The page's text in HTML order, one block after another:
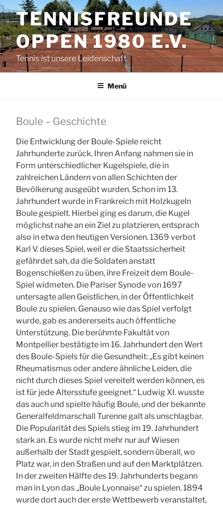
Zum
Inhalt
springenTENNISFREUNDE
OPPEN 1980 E.V.
Tennis ist unsere Leidenschaft
Menü
Boule – Geschichte
Die Entwicklung der Boule-Spiele reicht
Jahrhunderte zurück. Ihren Anfang nahmen sie in
Form unterschiedlicher Kugelspiele, die in
zahlreichen Ländern von allen Schichten der
Bevölkerung ausgeübt wurden. Schon im 13.
Jahrhundert wurde in Frankreich mit Holzkugeln
Boule gespielt. Hierbei ging es darum, die Kugel
möglichst nahe an ein Ziel zu platzieren, entsprach
also in etwa den heutigen Versionen. 1369 verbot
Karl V. dieses Spiel, weil er die Staatssicherheit
gefährdet sah, da die Soldaten anstatt
Bogenschießen zu üben, ihre Freizeit dem Boule-
Spiel widmeten. Die Pariser Synode von 1697
untersagte allen Geistlichen, in der Öffentlichkeit
Boule zu spielen. Genauso wie das Spiel verfolgt
wurde, gab es andererseits auch öffentliche
Unterstützung. Die berühmte Fakultät von
Montpellier bestätigte im 16. Jahrhundert den Wert
des Boule-Spiels für die Gesundheit: „Es gibt keinen
Rheumatismus oder andere ähnliche Leiden, die
nicht durch dieses Spiel vereitelt werden können, es
ist für jede Altersstufe geeignet.“ Ludwig XI. wusste
das auch und spielte häufig Boule, und der bekannte
Generalfeldmarschall Turenne galt als unschlagbar.
Die Popularität des Spiels stieg im 19. Jahrhundert
stark an. Es wurde nicht mehr nur auf Wiesen
außerhalb der Stadt gespielt, sondern überall, wo
Platz war, in den Straßen und auf den Marktplätzen.
In der zweiten Hälfte des 19. Jahrhunderts begann
man in Lyon das „Boule Lyonnaise“ zu spielen. 1894
wurde dort auch der erste Wettbewerb veranstaltet,